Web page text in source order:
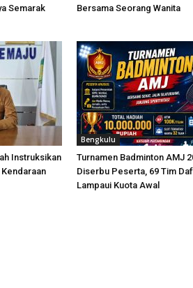
Semarak
Bersama Seorang Wanita
Instruksikan
Kendaraan
Bengkulu
Turnamen Badminton AMJ
Diserbu Peserta, 69 Tim
Lampaui Kuota Awal